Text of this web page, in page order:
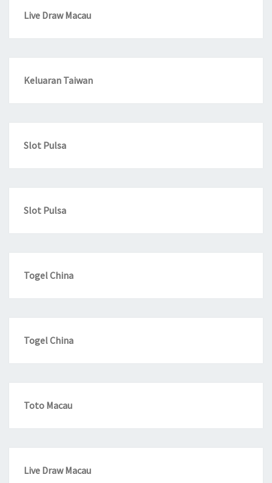
Live Draw Macau
Keluaran Taiwan
Slot Pulsa
Slot Pulsa
Togel China
Togel China
Toto Macau
Live Draw Macau